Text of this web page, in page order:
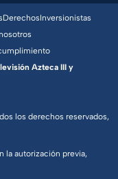
los derechos reservados,
la autorización previa,
DerechosInversionistas
Azteca III y